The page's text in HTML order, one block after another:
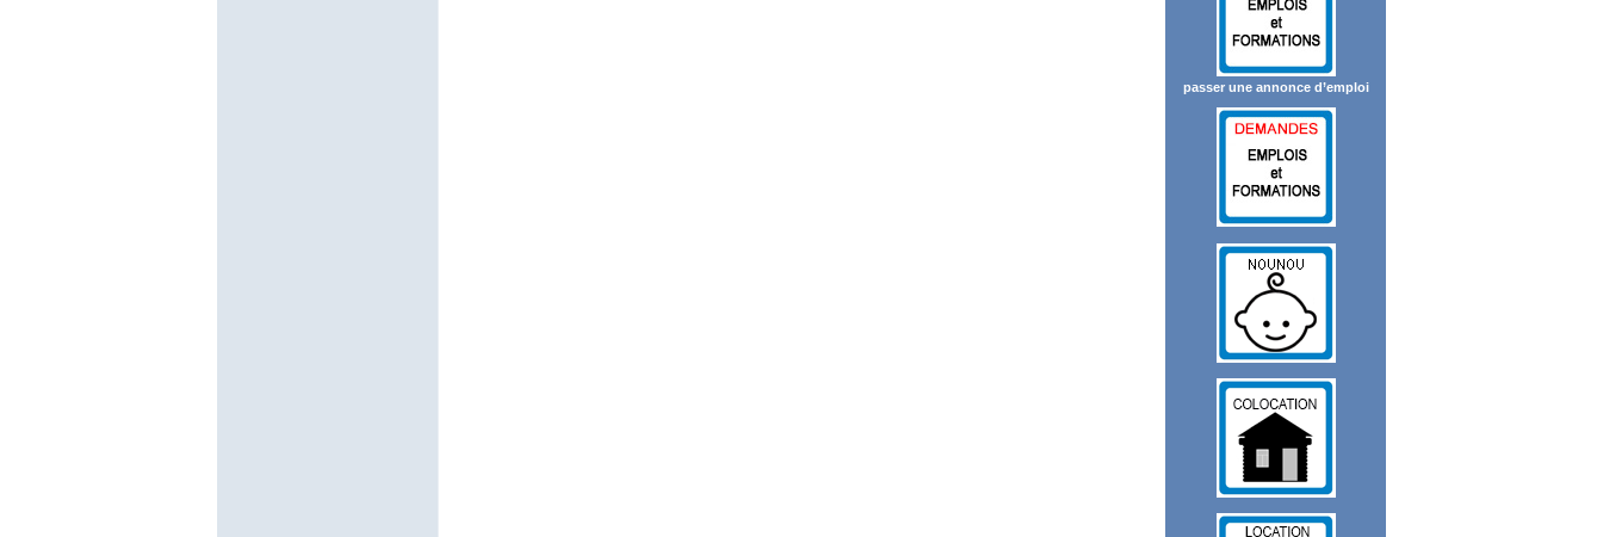
passer une annonce d’emploi